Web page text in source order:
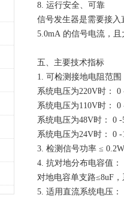
8. 运行安全、可靠
信号发生器是需要接
5.0mA 的信号电流，
五、主要技术指标
1. 可检测接地电阻范围
系统电压为220V时： 0
系统电压为110V时： 0
系统电压为48V时： 0
系统电压为24V时： 0
3. 检测信号功率 ≤
4. 抗对地分布电容值：
对地电容单支路≤8uF
5. 适用直流系统电压：